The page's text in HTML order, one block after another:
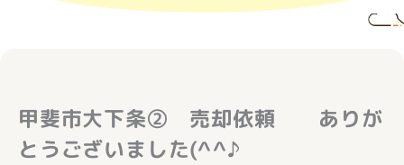
甲斐市大下条② 売却依頼 ありが
とうございました(^^♪